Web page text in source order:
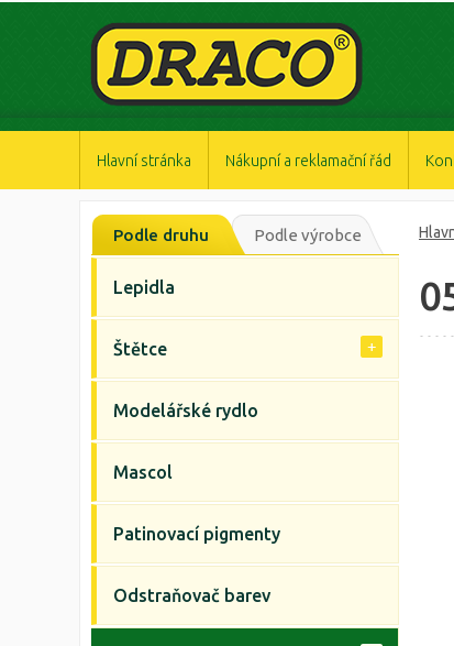
Hlavní stránka Nákupní a reklamační řád
Podle druhu Podle výrobce
Lepidla
Štětce
Modelářské rydlo
Mascol
Patinovací pigmenty
Odstraňovač barev